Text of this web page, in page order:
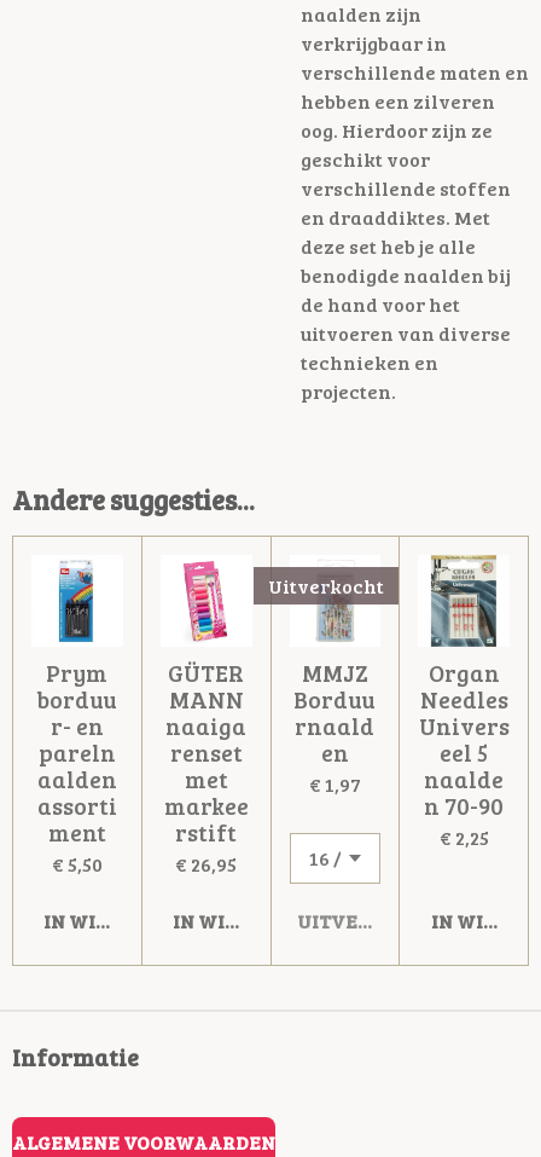
naalden zijn
verkrijgbaar in
verschillende maten en
hebben een zilveren
oog. Hierdoor zijn ze
geschikt voor
verschillende stoffen
en draaddiktes. Met
deze set heb je alle
benodigde naalden bij
de hand voor het
uitvoeren van diverse
technieken en
projecten.
Andere suggesties...
Prym
borduu
r- en
pareln
aalden
assorti
ment
€ 5,50
IN WINKELWAGEN
GÜTER
MANN
naaiga
renset
met
markee
rstift
€ 26,95
IN WINKELWAGEN
Uitverkocht
MMJZ
Borduu
rnaald
en
€ 1,97
UITVERKOCHT
Organ
Needles
Univers
eel 5
naalde
n 70-90
€ 2,25
IN
Informatie
ALGEMENE VOORWAARDEN